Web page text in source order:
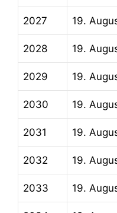
2027 19.
2028 19.
2029 19.
2030 19.
2031 19.
2032 19.
2033 19.